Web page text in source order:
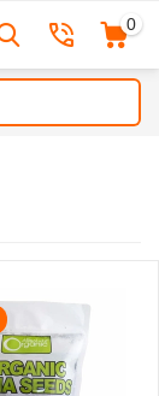
0